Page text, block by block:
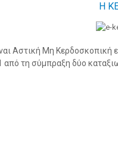
Η
Αστική Μη Κερδοσκοπική
από τη σύμπραξη δύο